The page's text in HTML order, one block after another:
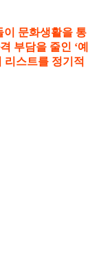
이 문화생활을 통
부담을 줄인 ‘예
리스트를 정기적